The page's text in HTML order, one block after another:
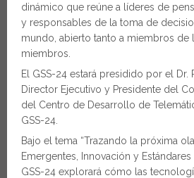
dinámico que reúne a líderes de
y responsables de la toma de
mundo, abierto tanto a miembros de
miembros.
El GSS-24 estará presidido por el Dr.
Director Ejecutivo y Presidente del
del Centro de Desarrollo de
GSS-24.
Bajo el tema “Trazando la próxima
Emergentes, Innovación y Estándares
GSS-24 explorará cómo las